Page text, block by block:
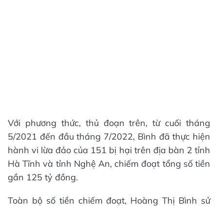
Với phương thức, thủ đoạn trên, từ cuối tháng
5/2021 đến đầu tháng 7/2022, Bình đã thực hiện
hành vi lừa đảo của 151 bị hại trên địa bàn 2 tỉnh
Hà Tĩnh và tỉnh Nghệ An, chiếm đoạt tổng số tiền
gần 125 tỷ đồng.
Toàn bộ số tiền chiếm đoạt, Hoàng Thị Bình sử